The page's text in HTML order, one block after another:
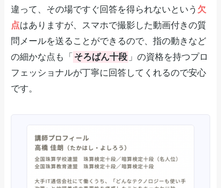
違って、その場ですぐ回答を得られないという 欠
点はありますが、スマホで撮影した動画付きの質
問メールを送ることができるので、指の動きなど
の細かな点も「 そろばん十段 」の資格を持つプロ
フェッショナルが丁寧に回答してくれるので安心
です。